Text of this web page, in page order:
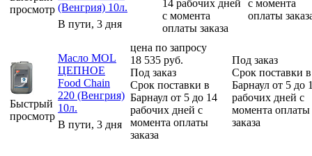
просмотр (Венгрия) 10л.
В пути, 3 дня
14 рабочих дней
с момента
оплаты заказа
с момента
оплаты
Быстрый
просмотр
Масло MOL
ЦЕПНОЕ
Food Chain
220 (Венгрия)
10л.
В пути, 3 дня
цена по запросу
18 535 руб.
Под заказ
Срок поставки в
Барнаул от 5 до 14
рабочих дней с
момента оплаты
заказа
Под заказ
Срок поставки в
Барнаул от 5 до
рабочих дней с
момента оплаты
заказа